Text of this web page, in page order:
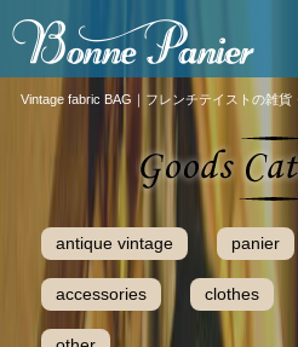
Vintage fabric BAG｜フレンチテイストの雑
antique vintage panier
accessories clothes